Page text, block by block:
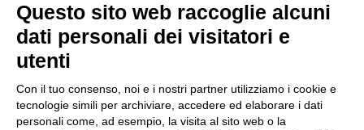
Questo sito web raccoglie alcuni
dati personali dei visitatori e
utenti
Con il tuo consenso, noi e i nostri partner utilizziamo i cookie e
tecnologie simili per archiviare, accedere ed elaborare i dati
personali come, ad esempio, la visita al sito web o la